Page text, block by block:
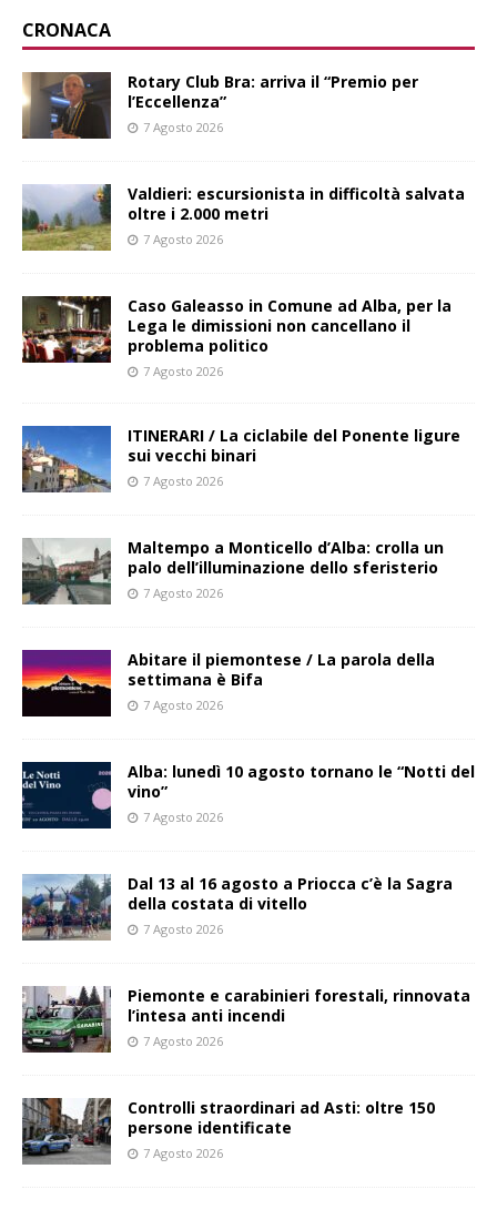
CRONACA
Rotary Club Bra: arriva il “Premio per
l’Eccellenza”
7 Agosto 2026
Valdieri: escursionista in difficoltà salvata
oltre i 2.000 metri
7 Agosto 2026
Caso Galeasso in Comune ad Alba, per la
Lega le dimissioni non cancellano il
problema politico
7 Agosto 2026
ITINERARI / La ciclabile del Ponente ligure
sui vecchi binari
7 Agosto 2026
Maltempo a Monticello d’Alba: crolla un
palo dell’illuminazione dello sferisterio
7 Agosto 2026
Abitare il piemontese / La parola della
settimana è Bifa
7 Agosto 2026
Alba: lunedì 10 agosto tornano le “Notti del
vino”
7 Agosto 2026
Dal 13 al 16 agosto a Priocca c’è la Sagra
della costata di vitello
7 Agosto 2026
Piemonte e carabinieri forestali, rinnovata
l’intesa anti incendi
7 Agosto 2026
Controlli straordinari ad Asti: oltre 150
persone identificate
7 Agosto 2026